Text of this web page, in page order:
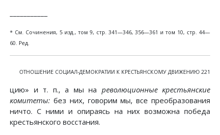
* См. Сочинения, 5 изд., том 9, стр. 341—346, 356—361 и том 10, стр. 44—
60. Ред.
ОТНОШЕНИЕ СОЦИАЛ-ДЕМОКРАТИИ К КРЕСТЬЯНСКОМУ ДВИЖЕНИЮ 221
цию» и т. п., а мы на революционные крестьянские
комитеты: без них, говорим мы, все преобразования
ничто. С ними и опираясь на них возможна победа
крестьянского восстания.